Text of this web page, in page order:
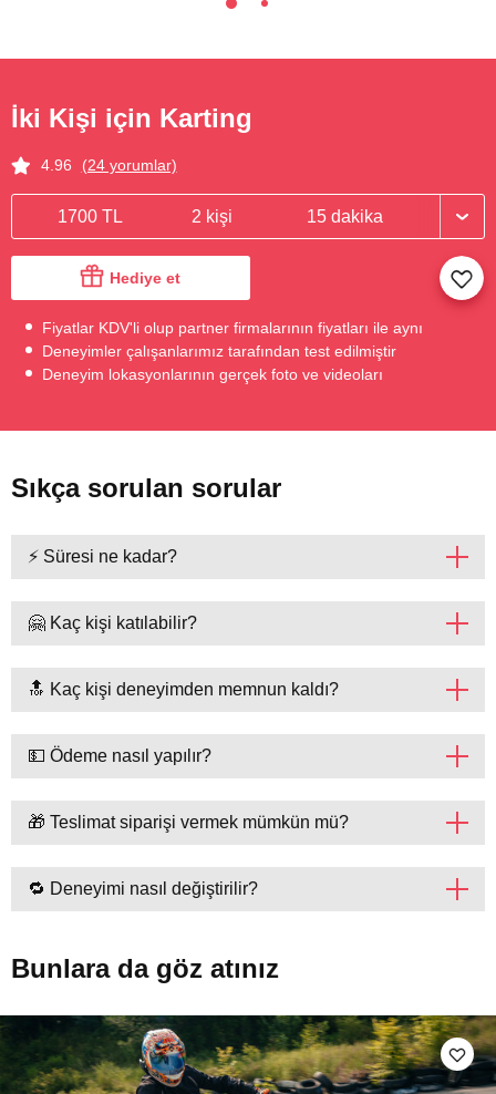
İki Kişi için Karting
4.96 (24 yorumlar)
1700 TL 2 kişi 15 dakika
Hediye et
Fiyatlar KDV'li olup partner firmalarının fiyatları ile aynı
Deneyimler çalışanlarımız tarafından test edilmiştir
Deneyim lokasyonlarının gerçek foto ve videoları
Sıkça sorulan sorular
⚡ Süresi ne kadar?
🤗 Kaç kişi katılabilir?
🔝 Kaç kişi deneyimden memnun kaldı?
💵 Ödeme nasıl yapılır?
🎁 Teslimat siparişi vermek mümkün mü?
🔁 Deneyimi nasıl değiştirilir?
Bunlara da göz atınız